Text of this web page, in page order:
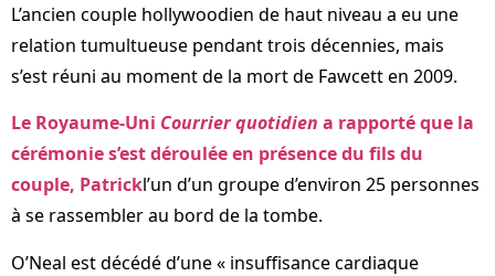
L’ancien couple hollywoodien de haut niveau a eu une
relation tumultueuse pendant trois décennies, mais
s’est réuni au moment de la mort de Fawcett en 2009.
Le Royaume-Uni Courrier quotidien a rapporté que la
cérémonie s’est déroulée en présence du fils du
couple, Patrickl’un d’un groupe d’environ 25 personnes
à se rassembler au bord de la tombe.
O’Neal est décédé d’une « insuffisance cardiaque